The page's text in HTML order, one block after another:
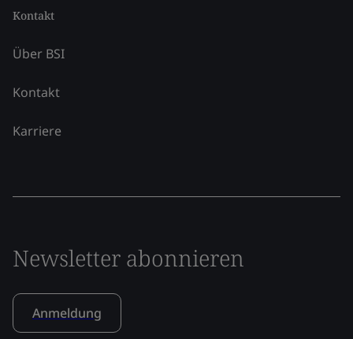
Kontakt
Über BSI
Kontakt
Karriere
Newsletter abonnieren
Anmeldung